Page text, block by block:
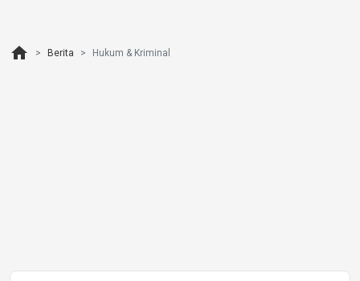
home Berita Hukum & Kriminal